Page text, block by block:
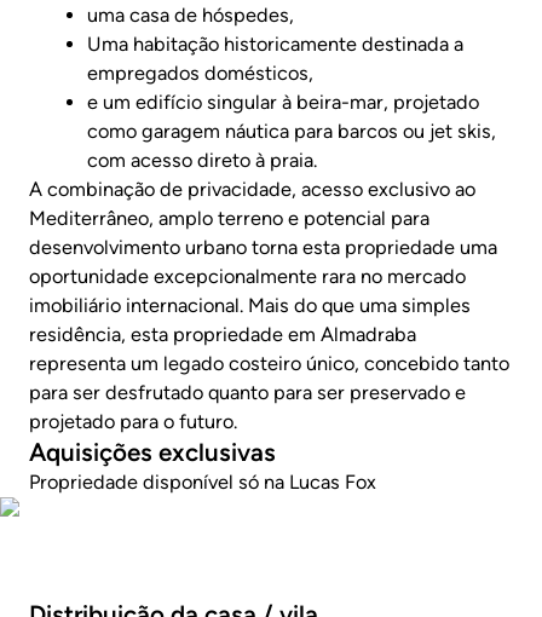
uma casa de hóspedes,
Uma habitação historicamente destinada a
empregados domésticos,
e um edifício singular à beira-mar, projetado
como garagem náutica para barcos ou jet skis,
com acesso direto à praia.
A combinação de privacidade, acesso exclusivo ao
Mediterrâneo, amplo terreno e potencial para
desenvolvimento urbano torna esta propriedade uma
oportunidade excepcionalmente rara no mercado
imobiliário internacional. Mais do que uma simples
residência, esta propriedade em Almadraba
representa um legado costeiro único, concebido tanto
para ser desfrutado quanto para ser preservado e
projetado para o futuro.
Aquisições exclusivas
Propriedade disponível só na Lucas Fox